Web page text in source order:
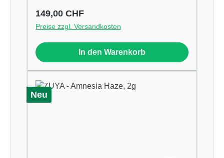
Regulärer Preis:
149,00 CHF
Preise zzgl. Versandkosten
In den Warenkorb
Neu